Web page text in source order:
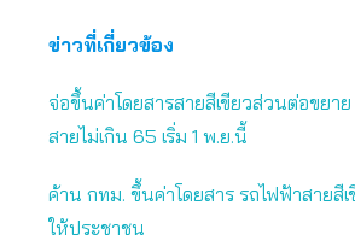
ข่าวที่เกี่ยวข้อง
จ่อขึ้นค่าโดยสารสายสีเขียวส่วนต่อขยา
สายไม่เกิน 65 เริ่ม 1 พ.ย.นี้
ค้าน กทม. ขึ้นค่าโดยสาร รถไฟฟ้าสายสี
ให้ประชาชน